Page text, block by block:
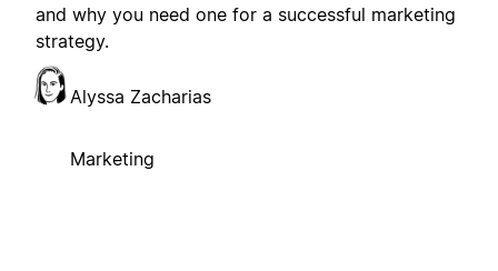
and why you need one for a successful marketing
strategy.
Alyssa Zacharias
Marketing